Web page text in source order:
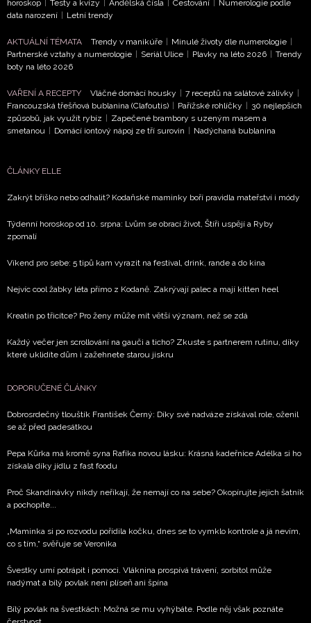
horoskop
Testy a kvízy Andělská čísla Cestování
Numerologie podle
data narození
Letní trendy
AKTUÁLNÍ TÉMATA Trendy v manikúře Minulé životy dle numerologie
Partnerské vztahy a numerologie
Seriál Ulice Plavky na léto 2026
Trendy
boty na léto 2026
VAŘENÍ A RECEPTY Vláčné domácí housky 7 receptů na salátové zálivky
Francouzská třešňová bublanina (Clafoutis)
Pařížské rohlíčky
30 nejlepších
způsobů, jak využít rybíz
Zapečené brambory s uzeným masem a
smetanou
Domácí iontový nápoj ze tří surovin Nadýchaná bublanina
ČLÁNKY ELLE
Zakrýt bříško nebo odhalit? Kodaňské maminky boří pravidla mateřství i módy
Týdenní horoskop od 10. srpna: Lvům se obrací život, Štíři uspějí a Ryby
zpomalí
Víkend pro sebe: 5 tipů kam vyrazit na festival, drink, rande a do kina
Nejvíc cool žabky léta přímo z Kodaně. Zakrývají palec a mají kitten heel
Kreatin po třicítce? Pro ženy může mít větší význam, než se zdá
Každý večer jen scrollování na gauči a ticho? Zkuste s partnerem rutinu, díky
které uklidíte dům i zažehnete starou jiskru
DOPORUČENÉ ČLÁNKY
Dobrosrdečný tlouštík František Černý: Díky své nadváze získával role, oženil
se až před padesátkou
Pepa Kůrka má kromě syna Rafíka novou lásku: Krásná kadeřnice Adélka si ho
získala díky jídlu z fast foodu
Proč Skandinávky nikdy neříkají, že nemají co na sebe? Okopírujte jejich šatník
a pochopíte...
„Maminka si po rozvodu pořídila kočku, dnes se to vymklo kontrole a já nevím,
co s tím,“ svěřuje se Veronika
Švestky umí potrápit i pomoci. Vláknina prospívá trávení, sorbitol může
nadýmat a bílý povlak není plíseň ani špína
Bílý povlak na švestkách: Možná se mu vyhýbáte. Podle něj však poznáte